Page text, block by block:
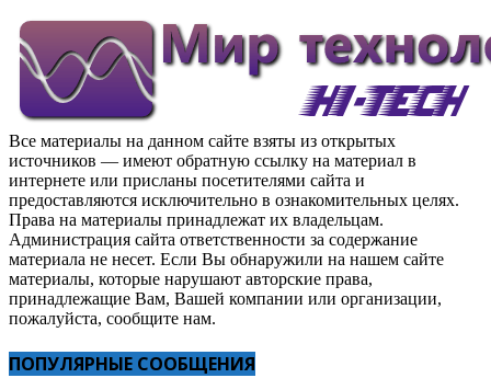
Все материалы на данном сайте взяты из открытых
источников — имеют обратную ссылку на материал в
интернете или присланы посетителями сайта и
предоставляются исключительно в ознакомительных целях.
Права на материалы принадлежат их владельцам.
Администрация сайта ответственности за содержание
материала не несет. Если Вы обнаружили на нашем сайте
материалы, которые нарушают авторские права,
принадлежащие Вам, Вашей компании или организации,
пожалуйста, сообщите нам.
ПОПУЛЯРНЫЕ СООБЩЕНИЯ